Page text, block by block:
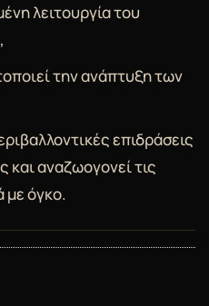
λειτουργία του
την ανάπτυξη των
επιδράσεις
και αναζωογονεί τις
με όγκο.